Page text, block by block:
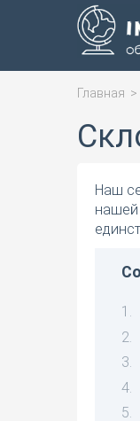
Главная >
Наш
нашей